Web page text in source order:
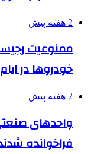
2 هفته پیش
ممنوعیت
خودروها در
2 هفته پیش
واحدهای صنعتی
فراخوانده